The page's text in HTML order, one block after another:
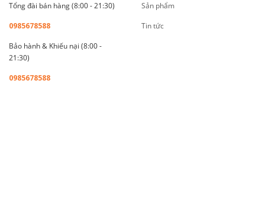
Tổng đài bán hàng (8:00 - 21:30)
0985678588
Bảo hành & Khiếu nại (8:00 -
21:30)
0985678588
Sản phẩm
Tin tức